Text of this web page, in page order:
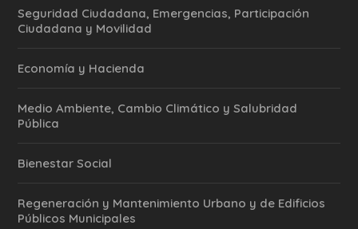
Seguridad Ciudadana, Emergencias, Participación
Ciudadana y Movilidad
Economía y Hacienda
Medio Ambiente, Cambio Climático y Salubridad
Pública
Bienestar Social
Regeneración y Mantenimiento Urbano y de Edificios
Públicos Municipales